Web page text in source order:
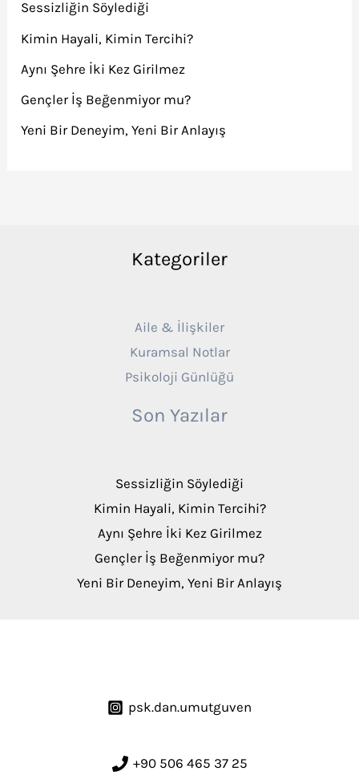
Sessizliğin Söylediği
Kimin Hayali, Kimin Tercihi?
Aynı Şehre İki Kez Girilmez
Gençler İş Beğenmiyor mu?
Yeni Bir Deneyim, Yeni Bir Anlayış
Kategoriler
Aile & İlişkiler
Kuramsal Notlar
Psikoloji Günlüğü
Son Yazılar
Sessizliğin Söylediği
Kimin Hayali, Kimin Tercihi?
Aynı Şehre İki Kez Girilmez
Gençler İş Beğenmiyor mu?
Yeni Bir Deneyim, Yeni Bir Anlayış
psk.dan.umutguven
+90 506 465 37 25